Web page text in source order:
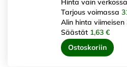
Hinta vain verkossa
Tarjous voimassa
Alin hinta
Säästät 1,63 €
Ostoskoriin